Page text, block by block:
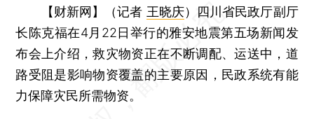
【财新网】（记者 王晓庆） 四川省民政厅副厅
长陈克福在4月22日举行的雅安地震第五场新闻发
布会上介绍，救灾物资正在不断调配、运送中，道
路受阻是影响物资覆盖的主要原因，民政系统有能
力保障灾民所需物资。